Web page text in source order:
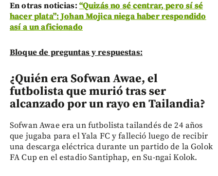
En otras noticias: “Quizás no sé centrar, pero sí sé
hacer plata”: Johan Mojica niega haber respondido
así a un aficionado
Bloque de preguntas y respuestas:
¿Quién era Sofwan Awae, el
futbolista que murió tras ser
alcanzado por un rayo en Tailandia?
Sofwan Awae era un futbolista tailandés de 24 años
que jugaba para el Yala FC y falleció luego de recibir
una descarga eléctrica durante un partido de la Golok
FA Cup en el estadio Santiphap, en Su-ngai Kolok.